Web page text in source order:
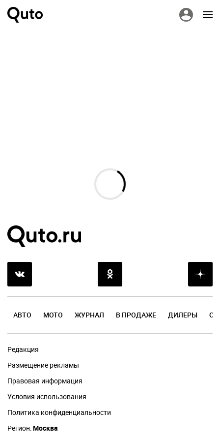
АВТО МОТО ЖУРНАЛ В ПРОДАЖЕ ДИЛЕРЫ
Редакция
Размещение рекламы
Правовая информация
Условия использования
Политика конфиденциальности
Регион:Москва